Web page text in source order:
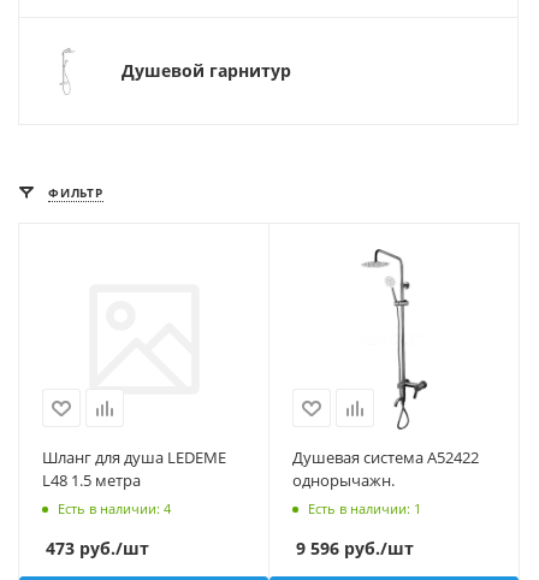
Душевой гарнитур
ФИЛЬТР
Шланг для душа LEDEME
L48 1.5 метра
Есть в наличии: 4
473 руб./шт
Душевая система А52422
однорычажн.
Есть в наличии: 1
9 596 руб./шт